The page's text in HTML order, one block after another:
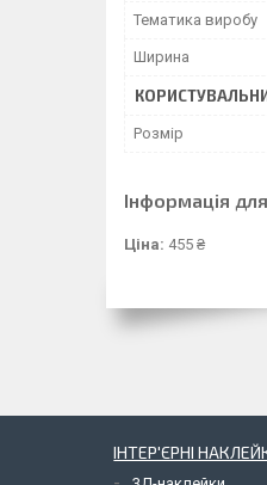
Тематика виробу
Ширина
Розмір
Інформація
Ціна: 455 ₴
ІНТЕР'ЄРНІ